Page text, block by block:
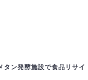
タン発酵施設で食品リサイ